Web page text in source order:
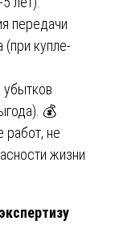
передачи
(при купле-
💰
работ, не
жизни